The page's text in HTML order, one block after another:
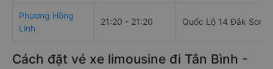
Phương Hồng
Linh
21:20 - 21:20 Quốc Lộ 14 Đắk Song
Cách đặt vé xe limousine đi Tân Bình -